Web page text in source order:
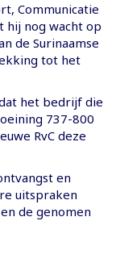
Communicatie
hij nog wacht op
de Surinaamse
tot het
het bedrijf die
737-800
RvC deze
en
uitspraken
de genomen